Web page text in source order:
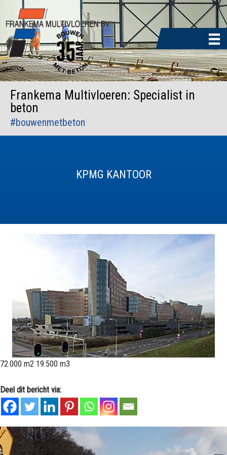
naar
hoofd
inhoud
Frankema Multivloeren: Specialist in
beton
#bouwenmetbeton
KPMG KANTOOR
72.000 m2 19.500 m3
Deel dit bericht via: